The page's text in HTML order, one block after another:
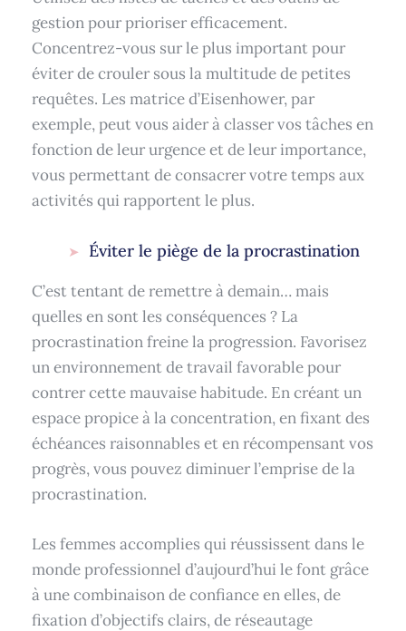
gestion pour prioriser efficacement.
Concentrez-vous sur le plus important pour
éviter de crouler sous la multitude de petites
requêtes. Les matrice d’Eisenhower, par
exemple, peut vous aider à classer vos tâches en
fonction de leur urgence et de leur importance,
vous permettant de consacrer votre temps aux
activités qui rapportent le plus.
Éviter le piège de la procrastination
C’est tentant de remettre à demain… mais
quelles en sont les conséquences ? La
procrastination freine la progression. Favorisez
un environnement de travail favorable pour
contrer cette mauvaise habitude. En créant un
espace propice à la concentration, en fixant des
échéances raisonnables et en récompensant vos
progrès, vous pouvez diminuer l’emprise de la
procrastination.
Les femmes accomplies qui réussissent dans le
monde professionnel d’aujourd’hui le font grâce
à une combinaison de confiance en elles, de
fixation d’objectifs clairs, de réseautage